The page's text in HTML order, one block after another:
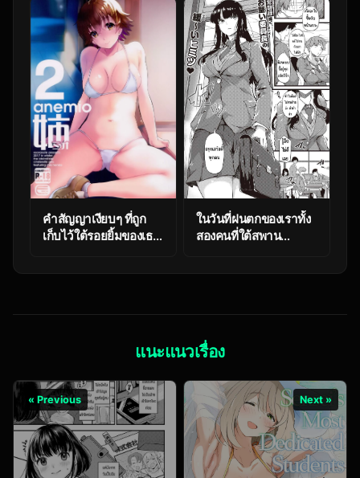
Bee (Alice Gear
Aegis)
คำสัญญาเงียบๆ ที่ถูก
เก็บไว้ใต้รอยยิ้มของเธอ
CINDERELLA GIRLS)
ในวันที่ฝนตกของเราทั้ง
สองคนที่ใต้สพาน
แนะแนวเรื่อง
« Previous Next »